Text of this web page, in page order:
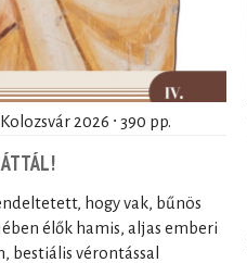
2026 ∙ 390 pp.
hogy vak, bűnös
élők hamis, aljas emberi
bestiális vérontással